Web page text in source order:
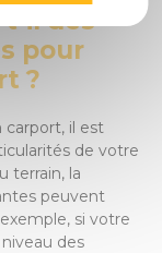
il des
pour
?
carport, il est
de votre
terrain, la
peuvent
si votre
des